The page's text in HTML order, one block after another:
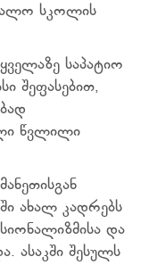
სკოლის
საპატიო
შეფასებით,
წვლილი
ახალ კადრებს
და
ასაკში შესულს